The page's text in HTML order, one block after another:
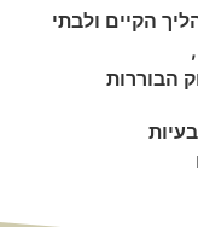
הקיים ולבתי
הבוררות